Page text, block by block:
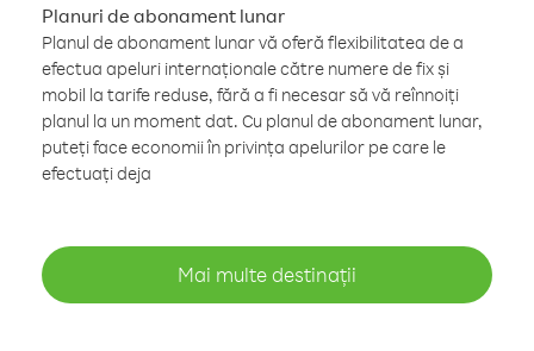
Planuri de abonament lunar
Planul de abonament lunar vă oferă flexibilitatea de a
efectua apeluri internaționale către numere de fix și
mobil la tarife reduse, fără a fi necesar să vă reînnoiți
planul la un moment dat. Cu planul de abonament lunar,
puteți face economii în privința apelurilor pe care le
efectuați deja
Mai multe destinații